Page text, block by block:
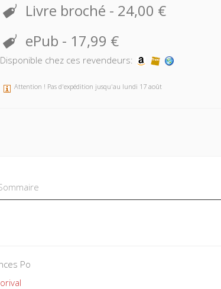
Livre broché - 24,00 €
ePub - 17,99 €
Disponible chez ces revendeurs:
Attention ! Pas d'expédition jusqu'au lundi 17 août
Po